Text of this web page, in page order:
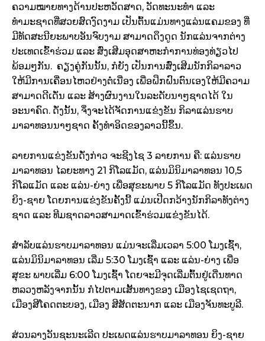
ຄວາມໝາຍທາງດ້ານປະຫວັດສາດ, ວັດທະນະທຳ ແລະ
ທຳມະຊາດທີ່ສວຍສົດງົດງາມ ເປັນຕົ້ນແມ່ນທາງແລ່ນແຄມຂອງ ທີ່
ມີທັດສະນີຍະພາບອັນຈົບງາມ ສາມາດດຶງດູດ ນັກແລ່ນຈາກຕ່າງ
ປະເທດເຂົ້າຮ່ວມ ແລະ ສົ່ງເສີມອຸດສາຫະກຳການທ່ອງທ່ຽວໄປ
ພ້ອມໆກັນ. ຄຽງຄູ່ກັນນັ້ນ, ກໍຍັງ ເປັນການສົ່ງເສີມນັກກິລາລາວ
ໃຫ້ມີການເຄື່ອນໄຫວຢ່າງຕໍ່ເນື່ອງ ເພື່ອຝຶກຝົນຕົນເອງໃຫ້ມີຄວາມ
ສາມາດດີເດັ່ນ ແລະ ສ້າງຜົນງານໃນລະດັບນາໆຊາດໄດ້ ໃນ
ອະນາຄົດ. ດັ່ງນັ້ນ, ຈຶ່ງຈະໄດ້ຈັດການແຂ່ງຂັນ ກິລາແລ່ນຮາບ
ມາລາທອນນາໆຊາດ ຄັ້ງທຳອິດຂອງລາວນີ້ຂຶ້ນ.
ລາຍການແຂ່ງຂັນດັ່ງກ່າວ ຈະຊີງໄຊ 3 ລາຍການ ຄື: ແລ່ນຮາບ
ມາລາທອນ ໄລຍະທາງ 21 ກິໂລແມັດ, ແລ່ນມິນິມາລາທອນ 10,5
ກິໂລແມັດ ແລະ ແລ່ນ-ຍ່າງ ເພື່ອສຸຂະພາບ 5 ກິໂລແມັດ ທັງປະເພດ
ຍິງ-ຊາຍ ໂດຍການແຂ່ງຂັນຄັ້ງນີ້ ແມ່ນເປີດກວ້າງນັກກິລາທັງຕ່າງ
ຊາດ ແລະ ທີມຊາດລາວສາມາດເຂົ້າຮ່ວມແຂ່ງຂັນໄດ້.
ສຳລັບແລ່ນຮາບມາລາທອນ ແມ່ນຈະເລີ່ມເວລາ 5:00ໂມງເຊົ້າ,
ແລ່ນມິນິມາລາທອນ ເລີ່ມ 5:30ໂມງເຊົ້າ ແລະ ແລ່ນ-ຍ່າງ ເພື່ອ
ສຸຂະ ພາບເລີ່ມ 6:00ໂມງເຊົ້າ ໂດຍຈະມີຈຸດເລີ່ມຕົ້ນຢູ່ເດີ່ນທາດ
ຫລວງຫລັງຈາກນັ້ນ ກໍໄປຕາມເສັ້ນທາງຂອງ ເມືອງໄຊເຊດຖາ,
ເມືອງສີໂຄດຕະບອງ, ເມືອງ ສີສັດຕະນາກ ແລະ ເມືອງຈັນທະບູລີ.
ສ່ວນລາງວັນຊະນະເລີດ ປະເພດແລ່ນຮາບມາລາທອນ ຍິງ-ຊາຍ